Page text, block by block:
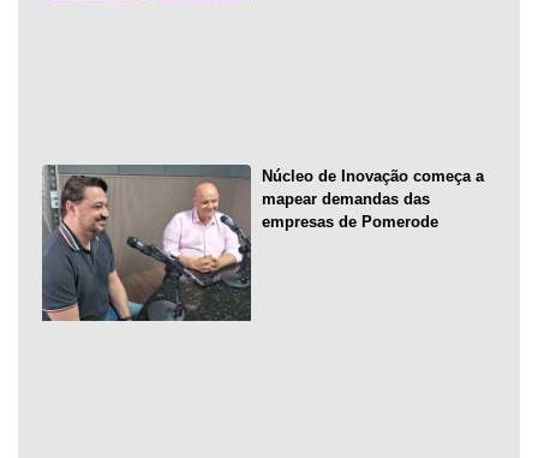
Núcleo de Inovação começa a
mapear demandas das
empresas de Pomerode